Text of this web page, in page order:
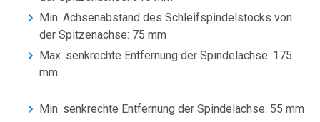
Min. Achsenabstand des Schleifspindelstocks von
der Spitzenachse: 75 mm
Max. senkrechte Entfernung der Spindelachse: 175
mm
Min. senkrechte Entfernung der Spindelachse: 55 mm